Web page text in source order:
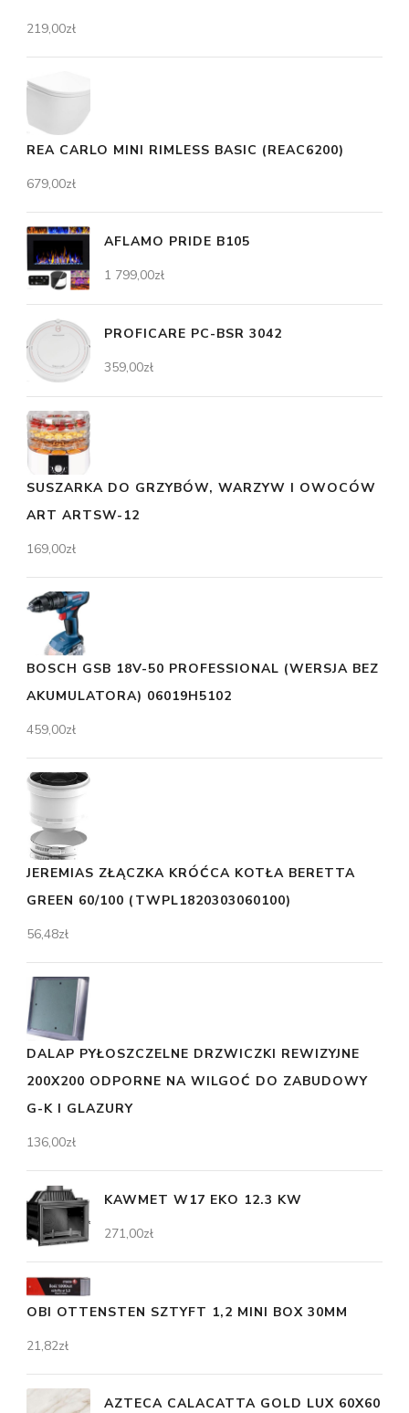
219,00zł
REA CARLO MINI RIMLESS BASIC (REAC6200)
679,00zł
AFLAMO PRIDE B105
1 799,00zł
PROFICARE PC-BSR 3042
359,00zł
SUSZARKA DO GRZYBÓW, WARZYW I OWOCÓW
ART ARTSW-12
169,00zł
BOSCH GSB 18V-50 PROFESSIONAL (WERSJA BEZ
AKUMULATORA) 06019H5102
459,00zł
JEREMIAS ZŁĄCZKA KRÓĆCA KOTŁA BERETTA
GREEN 60/100 (TWPL1820303060100)
56,48zł
DALAP PYŁOSZCZELNE DRZWICZKI REWIZYJNE
200X200 ODPORNE NA WILGOĆ DO ZABUDOWY
G-K I GLAZURY
136,00zł
KAWMET W17 EKO 12.3 KW
271,00zł
OBI OTTENSTEN SZTYFT 1,2 MINI BOX 30MM
21,82zł
AZTECA CALACATTA GOLD LUX 60X60